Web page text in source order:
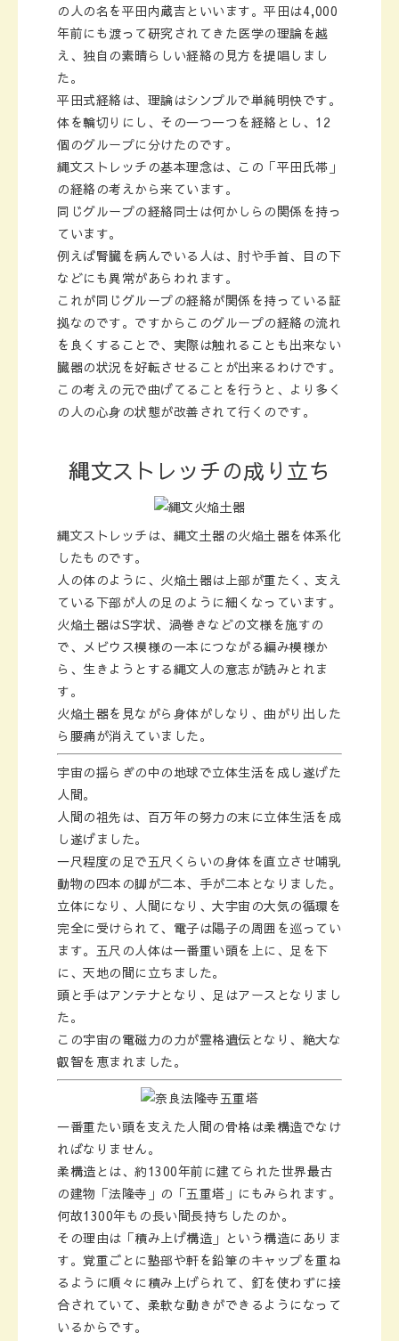
の人の名を平田内蔵吉といいます。平田は4,000
年前にも渡って研究されてきた医学の理論を越
え、独自の素晴らしい経絡の見方を提唱しまし
た。
平田式経絡は、理論はシンプルで単純明快です。
体を輪切りにし、その一つ一つを経絡とし、12
個のグループに分けたのです。
縄文ストレッチの基本理念は、この
平田氏帯
の経絡の考えから来ています。
同じグループの経絡同士は何かしらの関係を持っ
ています。
例えば腎臓を病んでいる人は、肘や手首、目の下
などにも異常があらわれます。
これが同じグループの経絡が関係を持っている証
拠なのです。ですからこのグループの経絡の流れ
を良くすることで、実際は触れることも出来ない
臓器の状況を好転させることが出来るわけです。
この考えの元で曲げてることを行うと、より多く
の人の心身の状態が改善されて行くのです。
縄文ストレッチの成り立ち
縄文ストレッチは、縄文土器の火焔土器を体系化
したものです。
人の体のように、火焔土器は上部が重たく、支え
ている下部が人の足のように細くなっています。
火焔土器はS字状、渦巻きなどの文様を施すの
で、メビウス模様の一本につながる編み模様か
ら、生きようとする縄文人の意志が読みとれま
す。
火焔土器を見ながら身体がしなり、曲がり出した
ら腰痛が消えていました。
宇宙の揺らぎの中の地球で立体生活を成し遂げた
人間。
人間の祖先は、百万年の努力の末に立体生活を成
し遂げました。
一尺程度の足で五尺くらいの身体を直立させ哺乳
動物の四本の脚が二本、手が二本となりました。
立体になり、人間になり、大宇宙の大気の循環を
完全に受けられて、電子は陽子の周囲を巡ってい
ます。五尺の人体は一番重い頭を上に、足を下
に、天地の間に立ちました。
頭と手はアンテナとなり、足はアースとなりまし
た。
この宇宙の電磁力の力が霊格遺伝となり、絶大な
叡智を恵まれました。
一番重たい頭を支えた人間の骨格は柔構造でなけ
ればなりません。
柔構造とは、約1300年前に建てられた世界最古
の建物
法隆寺 の 五重塔
にもみられます。
何故1300年もの長い間長持ちしたのか。
その理由は「積み上げ構造」という構造にありま
す。覚重ごとに塾部や軒を鉛筆のキャップを重ね
るように順々に積み上げられて、釘を使わずに接
合されていて、柔軟な動きができるようになって
いるからです。